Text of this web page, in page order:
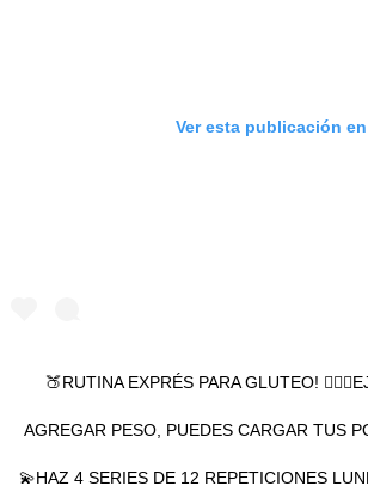
Ver esta publicación
🍑RUTINA EXPRÉS PARA GLUTEO!
AGREGAR PESO, PUEDES CARGAR TUS
💫HAZ 4 SERIES DE 12 REPETICIONES